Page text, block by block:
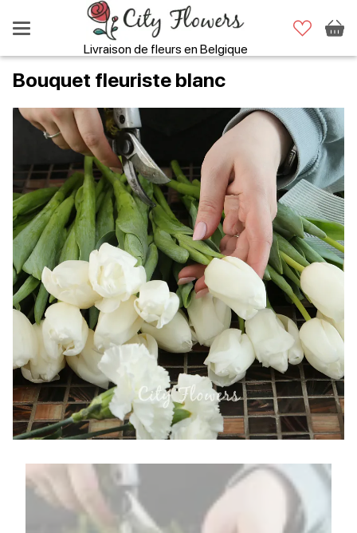
Livraison de fleurs en Belgique
Bouquet fleuriste blanc